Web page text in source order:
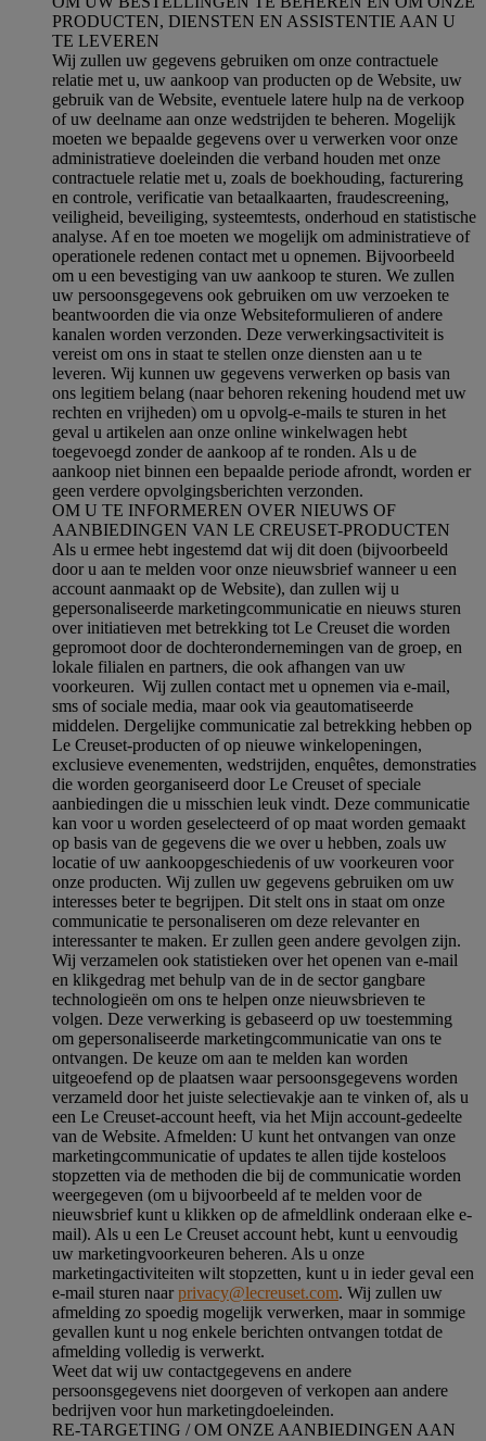
PRODUCTEN, DIENSTEN EN ASSISTENTIE AAN U
TE LEVEREN
Wij zullen uw gegevens gebruiken om onze contractuele
relatie met u, uw aankoop van producten op de Website, uw
gebruik van de Website, eventuele latere hulp na de verkoop
of uw deelname aan onze wedstrijden te beheren. Mogelijk
moeten we bepaalde gegevens over u verwerken voor onze
administratieve doeleinden die verband houden met onze
contractuele relatie met u, zoals de boekhouding, facturering
en controle, verificatie van betaalkaarten, fraudescreening,
veiligheid, beveiliging, systeemtests, onderhoud en statistische
analyse. Af en toe moeten we mogelijk om administratieve of
operationele redenen contact met u opnemen. Bijvoorbeeld
om u een bevestiging van uw aankoop te sturen. We zullen
uw persoonsgegevens ook gebruiken om uw verzoeken te
beantwoorden die via onze Websiteformulieren of andere
kanalen worden verzonden. Deze verwerkingsactiviteit is
vereist om ons in staat te stellen onze diensten aan u te
leveren. Wij kunnen uw gegevens verwerken op basis van
ons legitiem belang (naar behoren rekening houdend met uw
rechten en vrijheden) om u opvolg-e-mails te sturen in het
geval u artikelen aan onze online winkelwagen hebt
toegevoegd zonder de aankoop af te ronden. Als u de
aankoop niet binnen een bepaalde periode afrondt, worden er
geen verdere opvolgingsberichten verzonden.
OM U TE INFORMEREN OVER NIEUWS OF
AANBIEDINGEN VAN LE CREUSET-PRODUCTEN
Als u ermee hebt ingestemd dat wij dit doen (bijvoorbeeld
door u aan te melden voor onze nieuwsbrief wanneer u een
account aanmaakt op de Website), dan zullen wij u
gepersonaliseerde marketingcommunicatie en nieuws sturen
over initiatieven met betrekking tot Le Creuset die worden
gepromoot door de dochterondernemingen van de groep, en
lokale filialen en partners, die ook afhangen van uw
voorkeuren. Wij zullen contact met u opnemen via e-mail,
sms of sociale media, maar ook via geautomatiseerde
middelen. Dergelijke communicatie zal betrekking hebben op
Le Creuset-producten of op nieuwe winkelopeningen,
exclusieve evenementen, wedstrijden, enquêtes, demonstraties
die worden georganiseerd door Le Creuset of speciale
aanbiedingen die u misschien leuk vindt. Deze communicatie
kan voor u worden geselecteerd of op maat worden gemaakt
op basis van de gegevens die we over u hebben, zoals uw
locatie of uw aankoopgeschiedenis of uw voorkeuren voor
onze producten. Wij zullen uw gegevens gebruiken om uw
interesses beter te begrijpen. Dit stelt ons in staat om onze
communicatie te personaliseren om deze relevanter en
interessanter te maken. Er zullen geen andere gevolgen zijn.
Wij verzamelen ook statistieken over het openen van e-mail
en klikgedrag met behulp van de in de sector gangbare
technologieën om ons te helpen onze nieuwsbrieven te
volgen. Deze verwerking is gebaseerd op uw toestemming
om gepersonaliseerde marketingcommunicatie van ons te
ontvangen. De keuze om aan te melden kan worden
uitgeoefend op de plaatsen waar persoonsgegevens worden
verzameld door het juiste selectievakje aan te vinken of, als u
een Le Creuset-account heeft, via het Mijn account-gedeelte
van de Website. Afmelden: U kunt het ontvangen van onze
marketingcommunicatie of updates te allen tijde kosteloos
stopzetten via de methoden die bij de communicatie worden
weergegeven (om u bijvoorbeeld af te melden voor de
nieuwsbrief kunt u klikken op de afmeldlink onderaan elke e-
mail). Als u een Le Creuset account hebt, kunt u eenvoudig
uw marketingvoorkeuren beheren. Als u onze
marketingactiviteiten wilt stopzetten, kunt u in ieder geval een
e-mail sturen naarprivacy@lecreuset.com. Wij zullen uw
afmelding zo spoedig mogelijk verwerken, maar in sommige
gevallen kunt u nog enkele berichten ontvangen totdat de
afmelding volledig is verwerkt.
Weet dat wij uw contactgegevens en andere
persoonsgegevens niet doorgeven of verkopen aan andere
bedrijven voor hun marketingdoeleinden.
RE-TARGETING / OM ONZE AANBIEDINGEN AAN